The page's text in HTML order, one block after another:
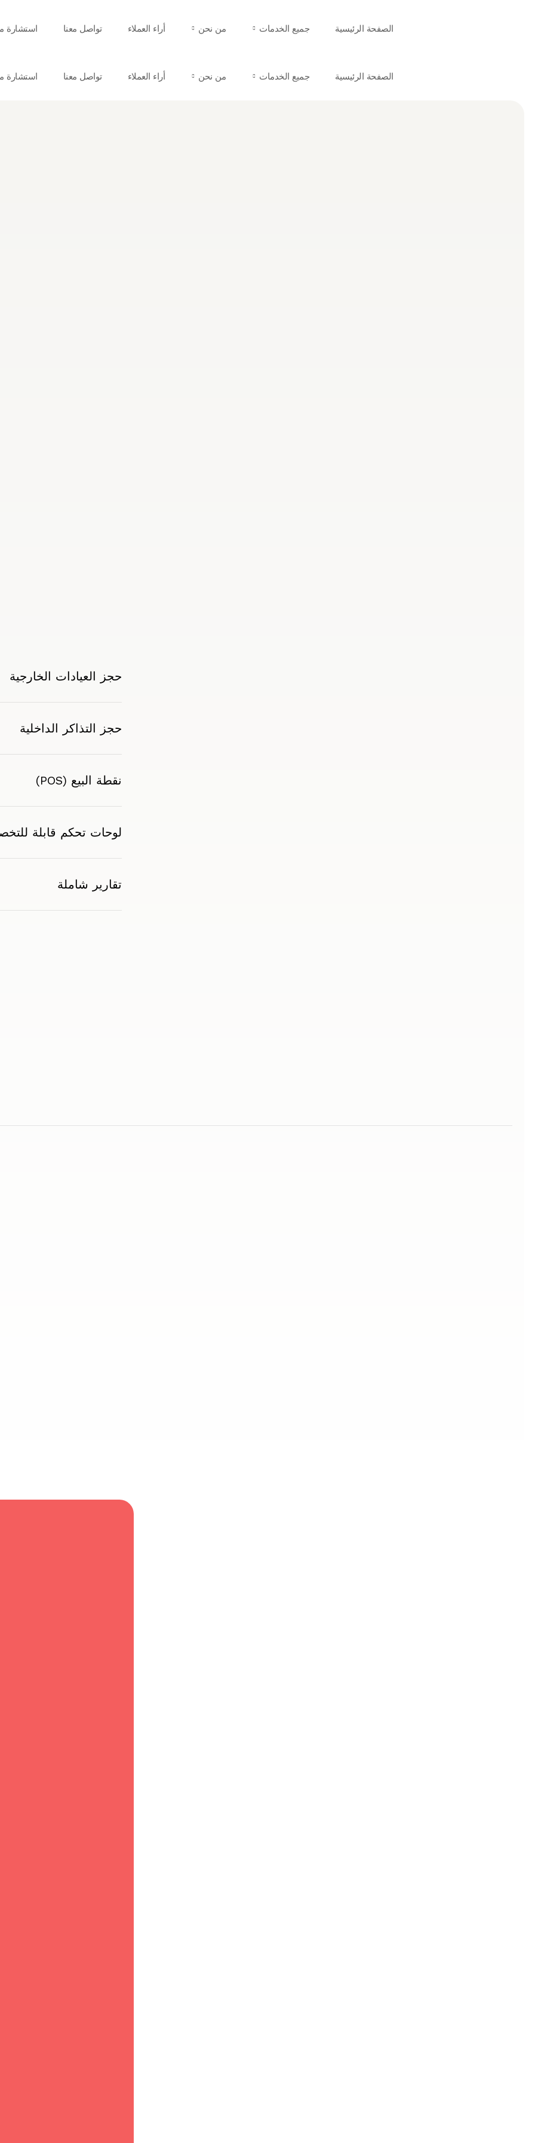
الصفحة الرئيسية جميع الخدمات من نحن أراء العملاء تواصل معنا استشارة
الصفحة الرئيسية جميع الخدمات من نحن أراء العملاء تواصل معنا استشارة
حجز العيادات الخارجية
حجز التذاكر الداخلية
نقطة البيع (POS)
لوحات تحكم قابلة
تقارير شاملة